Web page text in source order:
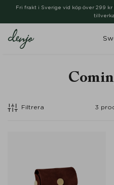
Fri frakt i Sverige vid köp över 299 kr
Filtrera 3